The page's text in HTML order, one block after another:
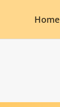
Home